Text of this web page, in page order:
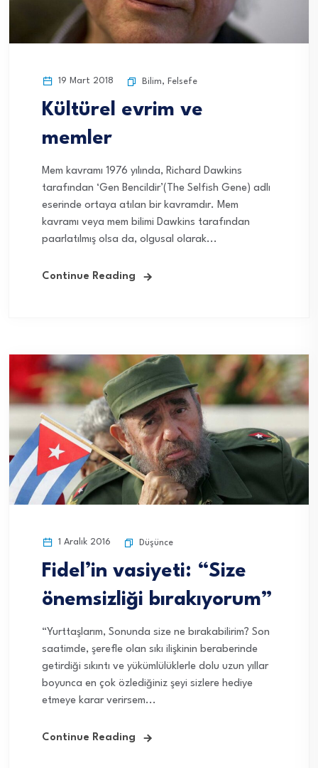
19 Mart 2018 Bilim, Felsefe
Kültürel evrim ve
memler
Mem kavramı 1976 yılında, Richard Dawkins
tarafından ‘Gen Bencildir’(The Selfish Gene) adlı
eserinde ortaya atılan bir kavramdır. Mem
kavramı veya mem bilimi Dawkins tarafından
paarlatılmış olsa da, olgusal olarak...
Continue Reading
1 Aralık 2016 Düşünce
Fidel’in vasiyeti: “Size
önemsizliği bırakıyorum”
“Yurttaşlarım, Sonunda size ne bırakabilirim? Son
saatimde, şerefle olan sıkı ilişkinin beraberinde
getirdiği sıkıntı ve yükümlülüklerle dolu uzun yıllar
boyunca en çok özlediğiniz şeyi sizlere hediye
etmeye karar verirsem...
Continue Reading